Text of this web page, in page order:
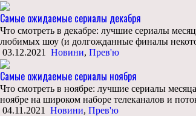
Самые ожидаемые сериалы декабря
Что смотреть в декабре: лучшие сериалы
любимых шоу (и долгожданные финалы
03.12.2021
Новини, Прев'ю
Самые ожидаемые сериалы ноября
Что смотреть в ноябре: лучшие сериалы
ноябре на широком наборе телеканалов и
04.11.2021
Новини, Прев'ю